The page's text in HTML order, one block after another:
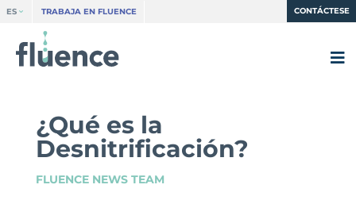
ES TRABAJA EN FLUENCE CONTÁCTESE
¿Qué es la
Desnitrificación?
FLUENCE NEWS TEAM